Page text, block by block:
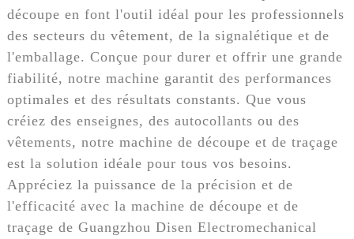
découpe en font l'outil idéal pour les professionnels
des secteurs du vêtement, de la signalétique et de
l'emballage. Conçue pour durer et offrir une grande
fiabilité, notre machine garantit des performances
optimales et des résultats constants. Que vous
créiez des enseignes, des autocollants ou des
vêtements, notre machine de découpe et de traçage
est la solution idéale pour tous vos besoins.
Appréciez la puissance de la précision et de
l'efficacité avec la machine de découpe et de
traçage de Guangzhou Disen Electromechanical